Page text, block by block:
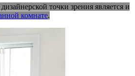
точки зрения является и
комнате.